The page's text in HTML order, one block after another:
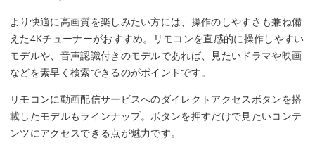
より快適に高画質を楽しみたい方には、操作のしやすさも兼ね備
えた4Kチューナーがおすすめ。リモコンを直感的に操作しやすい
モデルや、音声認識付きのモデルであれば、見たいドラマや映画
などを素早く検索できるのがポイントです。
リモコンに動画配信サービスへのダイレクトアクセスボタンを搭
載したモデルもラインナップ。ボタンを押すだけで見たいコンテ
ンツにアクセスできる点が魅力です。